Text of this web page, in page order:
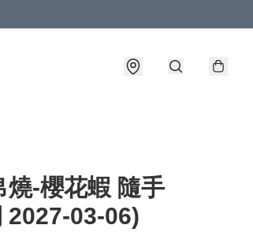
燒-櫻花蝦 隨手
2027-03-06)